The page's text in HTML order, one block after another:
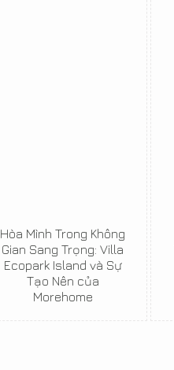
Hòa Mình Trong Không
Gian Sang Trọng: Villa
Ecopark Island và Sự
Tạo Nên của
Morehome